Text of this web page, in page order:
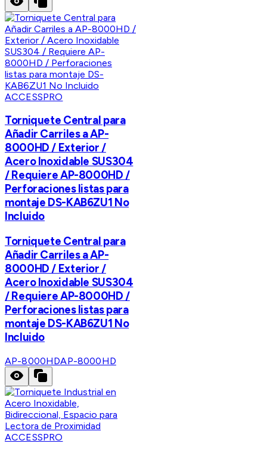
ACCESSPRO
Torniquete Central para
Añadir Carriles a AP-
8000HD / Exterior /
Acero Inoxidable SUS304
/ Requiere AP-8000HD /
Perforaciones listas para
montaje DS-KAB6ZU1 No
Incluido
Torniquete Central para
Añadir Carriles a AP-
8000HD / Exterior /
Acero Inoxidable SUS304
/ Requiere AP-8000HD /
Perforaciones listas para
montaje DS-KAB6ZU1 No
Incluido
AP-8000HDAP-8000HD
ACCESSPRO